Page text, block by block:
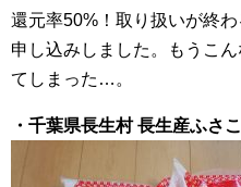
還元率50%！取り扱いが終
申し込みしました。もうこ
てしまった…。
・千葉県長生村 長生産ふさ